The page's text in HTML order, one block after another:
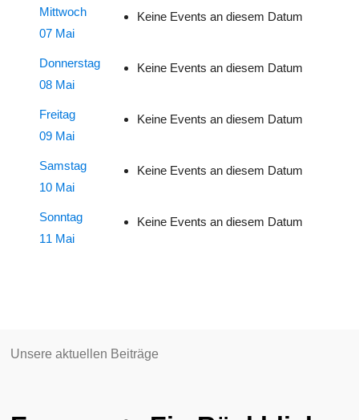
Mittwoch
07 Mai
Keine Events an diesem Datum
Donnerstag
08 Mai
Keine Events an diesem Datum
Freitag
09 Mai
Keine Events an diesem Datum
Samstag
10 Mai
Keine Events an diesem Datum
Sonntag
11 Mai
Keine Events an diesem Datum
Unsere aktuellen Beiträge